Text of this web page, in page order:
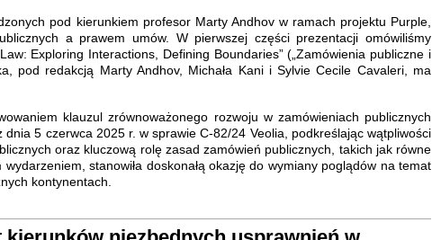
pod kierunkiem profesor Marty Andhov w ramach projektu Purple,
a prawem umów. W pierwszej części prezentacji omówiliśmy
Exploring Interactions, Defining Boundaries” („Zamówienia publiczne i
pod redakcją Marty Andhov, Michała Kani i Sylvie Cecile Cavaleri, ma
klauzul zrównoważonego rozwoju w zamówieniach publicznych
5 czerwca 2025 r. w sprawie C-82/24 Veolia, podkreślając wątpliwości
oraz kluczową rolę zasad zamówień publicznych, takich jak równe
stanowiła doskonałą okazję do wymiany poglądów na temat
kontynentach.